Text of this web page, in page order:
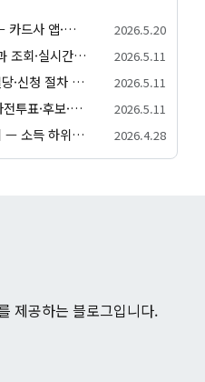
고유가 피해지원금 자격 조회 — 카드사 앱·정부24·간편 자가진단 방법 정리 2026.5.20
2026 지방선거 개표 - 시간·결과 조회·실시간 확인 안내 2026.5.11
개표사무원 - 모집 기간·자격·일당·신청 절차 안내 2026.5.11
2026 지방선거 - 6/3 본투표·사전투표·후보·일정 종합 안내 2026.5.11
고유가 피해지원금 대상자 조회 — 소득 하위 70% 자가진단·가구원수별 건강보험료 기준 2026.4.28
제공하는 블로그입니다.